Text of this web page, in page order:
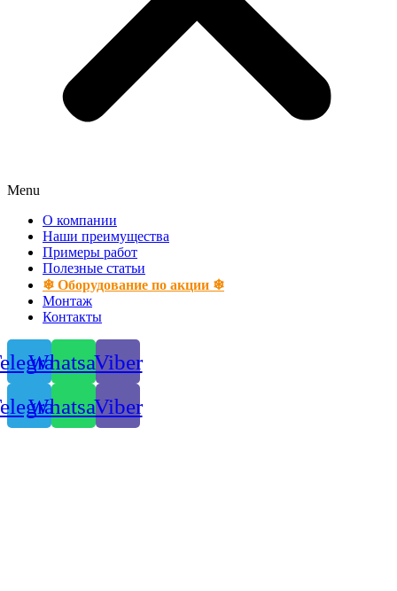
Menu
О компании
Наши преимущества
Примеры работ
Полезные статьи
❄ Оборудование по акции ❄
Монтаж
Контакты
WhatsappViber
WhatsappViber